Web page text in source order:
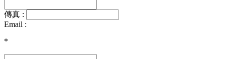
傳真 :
Email :
*